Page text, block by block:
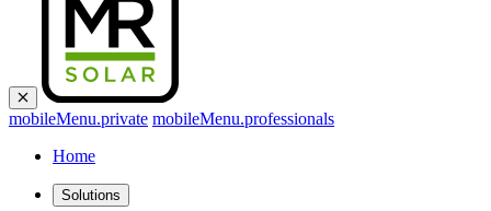
mobileMenu.private mobileMenu.professionals
Home
Solutions